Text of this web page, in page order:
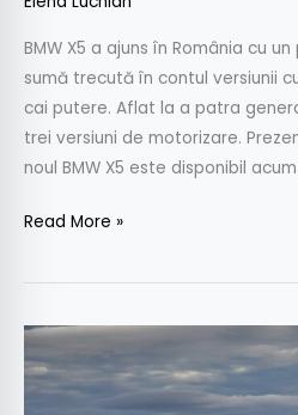
BMW X5 a ajuns în România cu
sumă trecută în contul versiunii
cai putere. Aflat la a patra
trei versiuni de motorizare.
noul BMW X5 este disponibil
Read More »
OFICIAL:
Noul
BMW